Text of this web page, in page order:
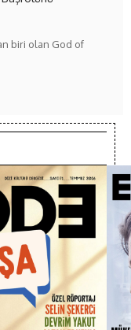
biri olan God of